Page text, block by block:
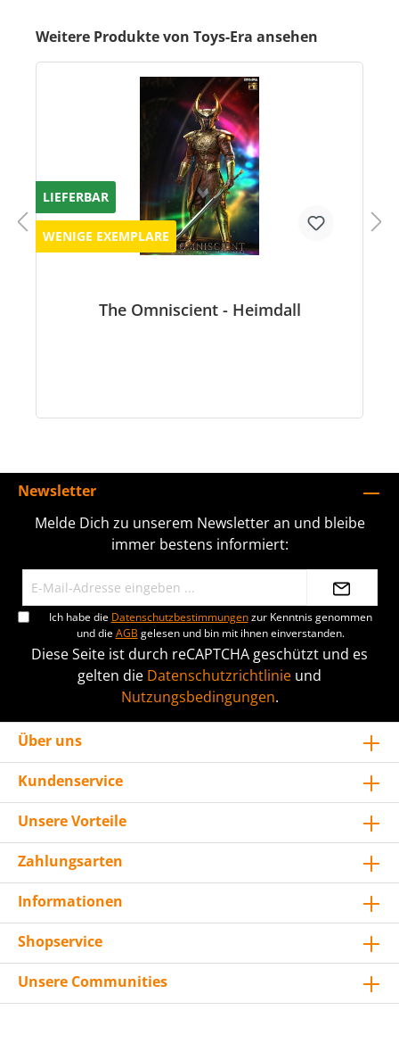
Weitere Produkte von Toys-Era ansehen
LIEFERBAR
WENIGE EXEMPLARE
The Omniscient - Heimdall
Newsletter
Melde Dich zu unserem Newsletter an und bleibe
immer bestens informiert:
Ich habe die Datenschutzbestimmungenzur Kenntnis genommen
und dieAGB gelesen und bin mit ihnen einverstanden.
Diese Seite ist durch reCAPTCHA geschützt und es
gelten die Datenschutzrichtlinie und
Nutzungsbedingungen.
Über uns
Kundenservice
Unsere Vorteile
Zahlungsarten
Informationen
Shopservice
Unsere Communities